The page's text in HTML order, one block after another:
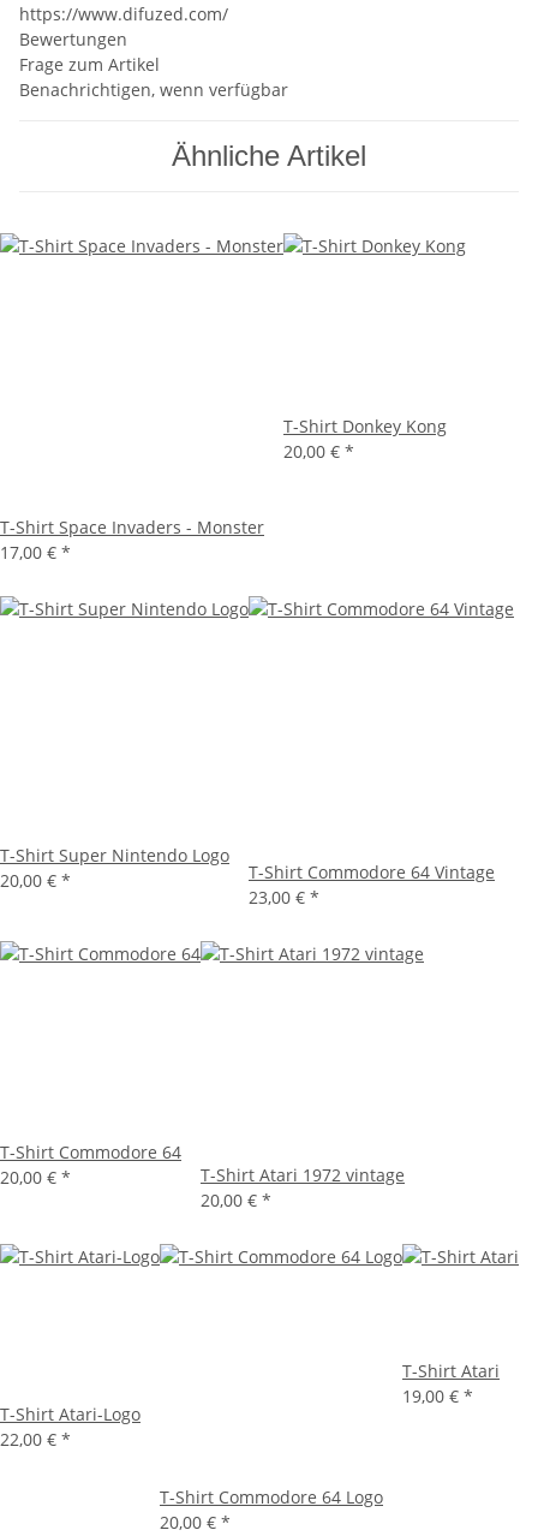
https://www.difuzed.com/
Bewertungen
Frage zum Artikel
Benachrichtigen, wenn verfügbar
Ähnliche Artikel
T-Shirt Space Invaders - Monster
17,00 € *
T-Shirt Donkey Kong
20,00 € *
T-Shirt Super Nintendo Logo
20,00 € *
T-Shirt Commodore 64 Vintage
23,00 € *
T-Shirt Commodore 64
20,00 € *
T-Shirt Atari 1972 vintage
20,00 € *
T-Shirt Atari-Logo
22,00 € *
T-Shirt Commodore 64 Logo
20,00 € *
T-Shirt Atari
19,00 € *